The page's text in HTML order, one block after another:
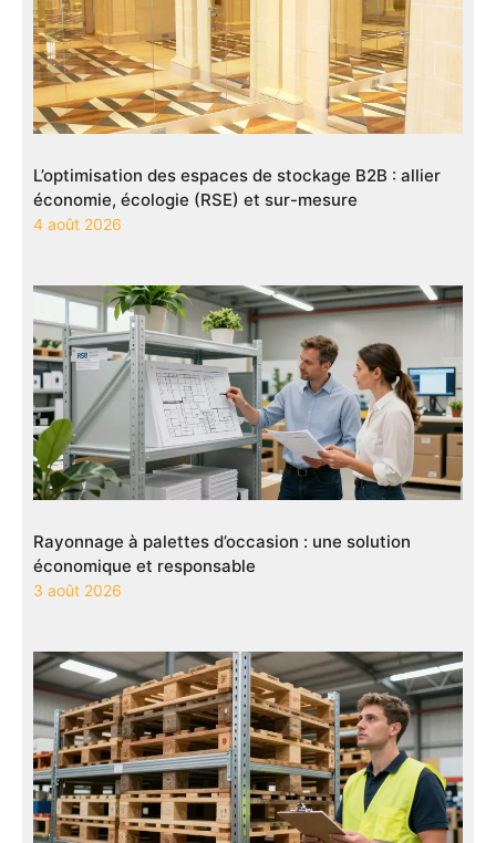
L’optimisation des espaces de stockage B2B : allier
économie, écologie (RSE) et sur-mesure
4 août 2026
Rayonnage à palettes d’occasion : une solution
économique et responsable
3 août 2026